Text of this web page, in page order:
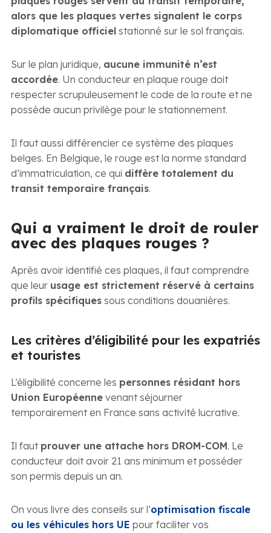
alors que les plaques vertes signalent le corps
diplomatique officielstationné sur le sol français.
Sur le plan juridique, aucune immunité n’est
accordée. Un conducteur en plaque rouge doit
respecter scrupuleusement le code de la route et ne
possède aucun privilège pour le stationnement.
Il faut aussi différencier ce système des plaques
belges. En Belgique, le rouge est la norme standard
d’immatriculation, ce qui diffère totalement du
transit temporaire français.
Qui a vraiment le droit de rouler
avec des plaques rouges ?
Après avoir identifié ces plaques, il faut comprendre
que leur usage est strictement réservé à certains
profils spécifiquessous conditions douanières.
Les critères d’éligibilité pour les expatriés
et touristes
L’éligibilité concerne les personnes résidant hors
Union Européennevenant séjourner
temporairement en France sans activité lucrative.
Il faut prouver une attache hors DROM-COM. Le
conducteur doit avoir 21 ans minimum et posséder
son permis depuis un an.
On vous livre des conseils sur l’optimisation fiscale
ou les véhicules hors UE pour faciliter vos